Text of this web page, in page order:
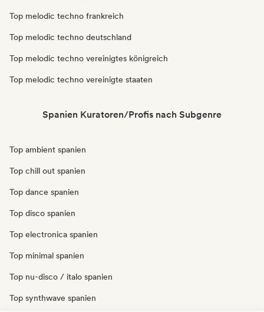
Top melodic techno frankreich
Top melodic techno deutschland
Top melodic techno vereinigtes königreich
Top melodic techno vereinigte staaten
Spanien Kuratoren/Profis nach Subgenre
Top ambient spanien
Top chill out spanien
Top dance spanien
Top disco spanien
Top electronica spanien
Top minimal spanien
Top nu-disco / italo spanien
Top synthwave spanien